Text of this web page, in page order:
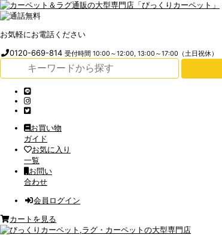
お気軽にお電話ください
0120-669-814受付時間 10:00～12:00, 13:00～17:00（土日祝休）
お買い物
ガイド
お気に入り
一覧
お問い
合わせ
会員ログイン
カートを見る